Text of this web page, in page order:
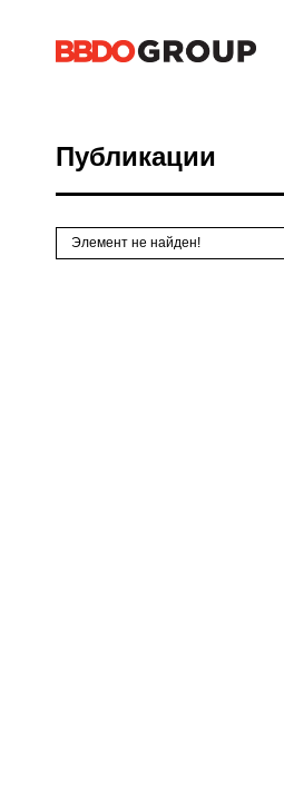
Публикации
Элемент не найден!